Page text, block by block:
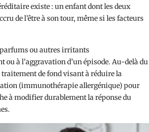
existe : un enfant dont les deux
de l’être à son tour, même si les facteurs
parfums ou autres irritants
à l’aggravation d’un épisode. Au-delà du
de fond visant à réduire la
(immunothérapie allergénique) pour
à modifier durablement la réponse du